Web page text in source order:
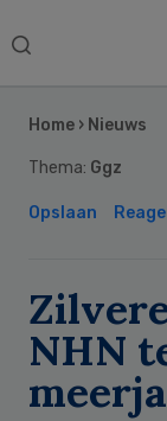
Search
Home › Nieuws
Thema: Ggz
Opslaan
NHN
Sidebar